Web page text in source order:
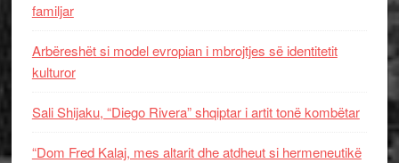
familjar
Arbëreshët si model evropian i mbrojtjes së identitetit
kulturor
Sali Shijaku, “Diego Rivera” shqiptar i artit tonë kombëtar
“Dom Fred Kalaj, mes altarit dhe atdheut si hermeneutikë